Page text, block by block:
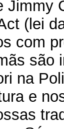
Jimmy
(lei
com
são
na
e